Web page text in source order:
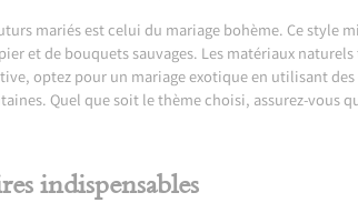
mariés est celui du mariage bohème. Ce style
et de bouquets sauvages. Les matériaux
optez pour un mariage exotique en utilisant
Quel que soit le thème choisi, assurez-vous
indispensables